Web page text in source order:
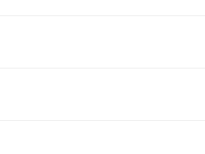
规的证券公司吗？